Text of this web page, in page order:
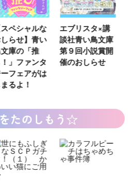
スペシャルな
らせ】青い
庫の「推
」ファンタ
フェアがは
るよ！
エブリスタ×講
談社青い鳥文庫
第９回小説賞開
催のおしらせ
たのしもう☆